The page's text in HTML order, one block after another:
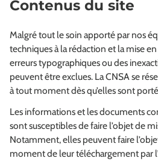
Contenus du site
Malgré tout le soin apporté par nos
techniques à la rédaction et la mise
erreurs typographiques ou des
peuvent être exclues. La CNSA se
à tout moment dès qu’elles sont
Les informations et les documents
sont susceptibles de faire l’objet de
Notamment, elles peuvent faire
moment de leur téléchargement par